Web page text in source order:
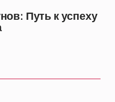
Путь к успеху